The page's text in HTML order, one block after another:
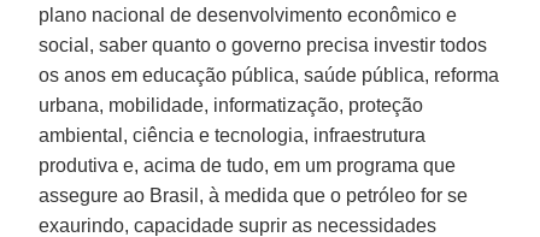
plano nacional de desenvolvimento econômico e
social, saber quanto o governo precisa investir todos
os anos em educação pública, saúde pública, reforma
urbana, mobilidade, informatização, proteção
ambiental, ciência e tecnologia, infraestrutura
produtiva e, acima de tudo, em um programa que
assegure ao Brasil, à medida que o petróleo for se
exaurindo, capacidade suprir as necessidades